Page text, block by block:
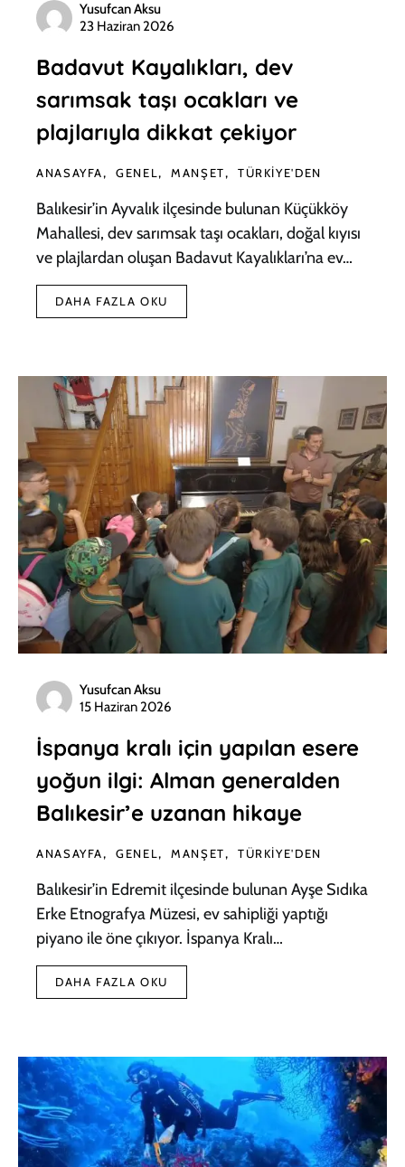
Yusufcan Aksu
23 Haziran 2026
Badavut Kayalıkları, dev
sarımsak taşı ocakları ve
plajlarıyla dikkat çekiyor
ANASAYFA GENEL MANŞET TÜRKIYE'DEN
Balıkesir’in Ayvalık ilçesinde bulunan Küçükköy
Mahallesi, dev sarımsak taşı ocakları, doğal kıyısı
ve plajlardan oluşan Badavut Kayalıkları’na ev…
DAHA FAZLA OKU
Yusufcan Aksu
15 Haziran 2026
İspanya kralı için yapılan esere
yoğun ilgi: Alman generalden
Balıkesir’e uzanan hikaye
ANASAYFA GENEL MANŞET TÜRKIYE'DEN
Balıkesir’in Edremit ilçesinde bulunan Ayşe Sıdıka
Erke Etnografya Müzesi, ev sahipliği yaptığı
piyano ile öne çıkıyor. İspanya Kralı…
DAHA FAZLA OKU